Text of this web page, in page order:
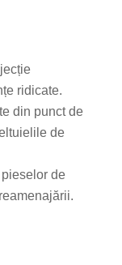
ridicate.
din punct de
de
de